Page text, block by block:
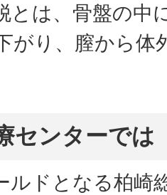
とは、骨盤の中
がり、膣から体
センターでは
ルドとなる柏崎